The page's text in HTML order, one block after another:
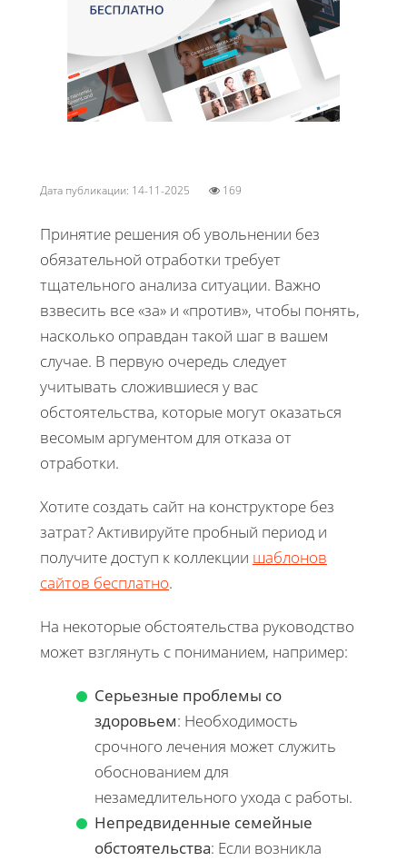
Дата публикации: 14-11-2025 169
Принятие решения об увольнении без
обязательной отработки требует
тщательного анализа ситуации. Важно
взвесить все «за» и «против», чтобы понять,
насколько оправдан такой шаг в вашем
случае. В первую очередь следует
учитывать сложившиеся у вас
обстоятельства, которые могут оказаться
весомым аргументом для отказа от
отработки.
Хотите создать сайт на конструкторе без
затрат? Активируйте пробный период и
получите доступ к коллекции шаблонов
сайтов бесплатно.
На некоторые обстоятельства руководство
может взглянуть с пониманием, например:
Серьезные проблемы со
здоровьем: Необходимость
срочного лечения может служить
обоснованием для
незамедлительного ухода с работы.
Непредвиденные семейные
обстоятельства: Если возникла